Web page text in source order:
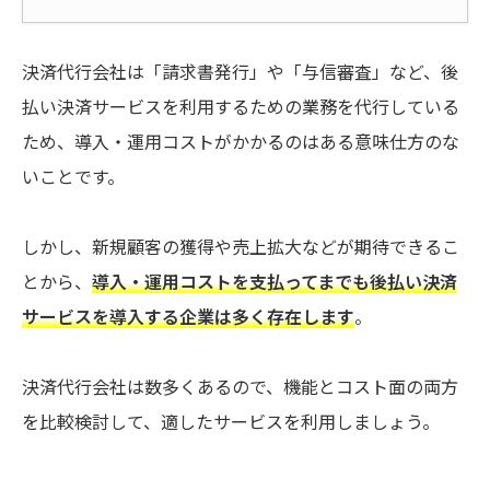
決済代行会社は「請求書発行」や「与信審査」など、後
払い決済サービスを利用するための業務を代行している
ため、導入・運用コストがかかるのはある意味仕方のな
いことです。
しかし、新規顧客の獲得や売上拡大などが期待できるこ
とから、 導入・運用コストを支払ってまでも後払い決済
サービスを導入する企業は多く存在します。
決済代行会社は数多くあるので、機能とコスト面の両方
を比較検討して、適したサービスを利用しましょう。